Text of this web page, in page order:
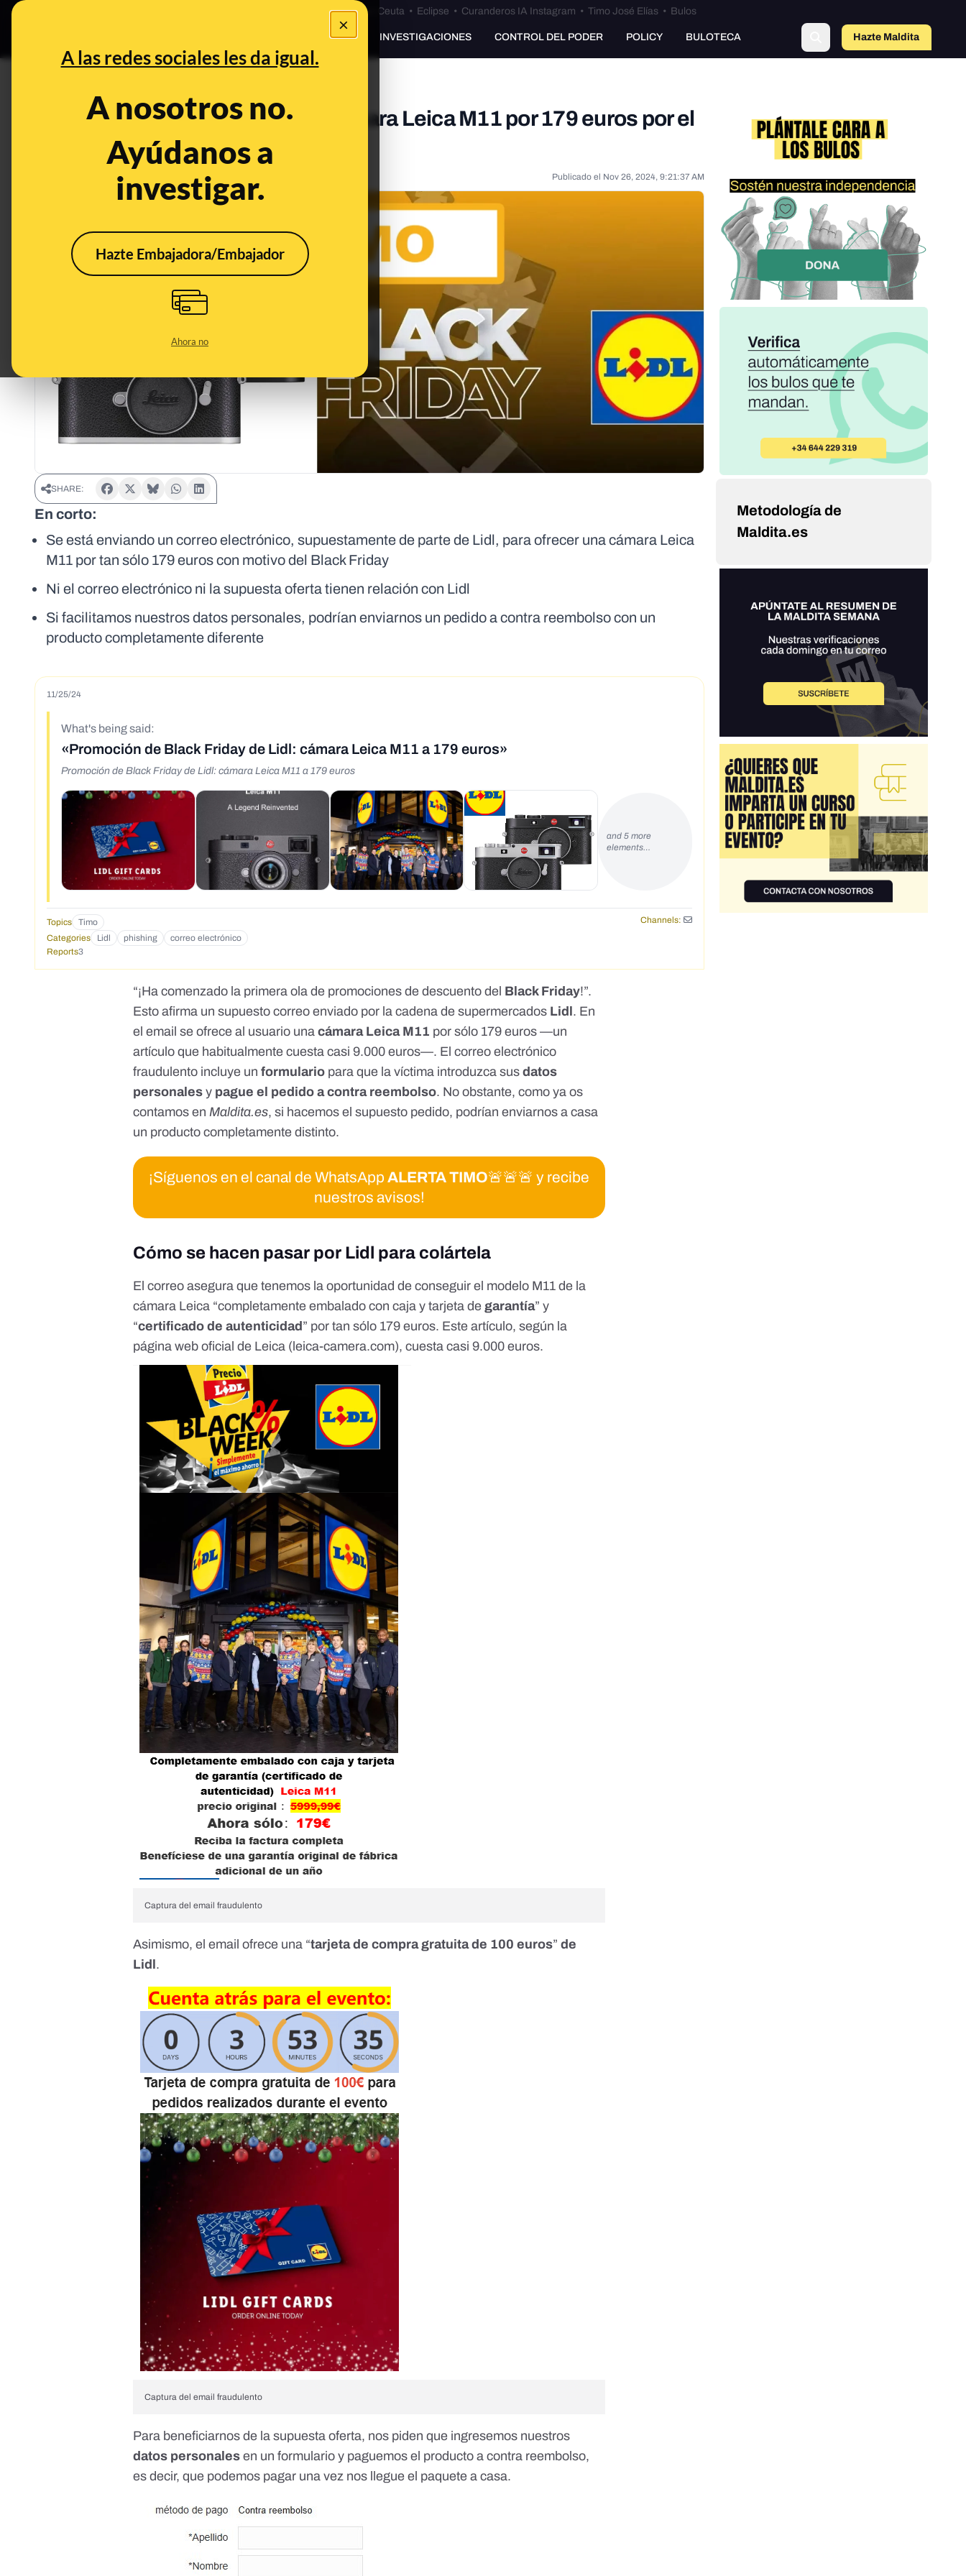
×
A las redes sociales les da igual.
A nosotros no.
Ayúdanos a
investigar.
Hazte Embajadora/Embajador
Ahora no
Especial Ceuta•Bulos Ceuta • Eclipse • Curanderos IA Instagram • Timo José Elías • Bulos
PREBUNKING INVESTIGACIONES CONTROL DEL PODER POLICY BULOTECA Hazte Maldito
No, Lidl no está ofertando una cámara Leica M11 por 179 euros por el
Black Friday: es un timo
Publicado el Nov 26, 2024, 9:21:37 AM
SHARE:
En corto:
Se está enviando un correo electrónico, supuestamente de parte de Lidl, para ofrecer una cámara Leica
M11 por tan sólo 179 euros con motivo del Black Friday
Ni el correo electrónico ni la supuesta oferta tienen relación con Lidl
Si facilitamos nuestros datos personales, podrían enviarnos un pedido a contra reembolso con un
producto completamente diferente
11/25/24
What's being said:
«Promoción de Black Friday de Lidl: cámara Leica M11 a 179 euros»
Promoción de Black Friday de Lidl: cámara Leica M11 a 179 euros
and 5 more
elements…
Topics Timo
Channels:
Categories
Lidl phishing
correo electrónico
Reports3
“¡Ha comenzado la primera ola de promociones de descuento del Black Friday!”.
Esto afirma un supuesto correo enviado por la cadena de supermercados Lidl . En
el email se ofrece al usuario unacámara Leica M11 por sólo 179 euros —un
artículo que habitualmentecuesta casi 9.000 euros—. El correo electrónico
fraudulento incluye unformulario para que la víctima introduzca susdatos
personalesy pague el pedidoa contra reembolso. No obstante, como ya os
contamos enMaldita.es, si hacemosel supuesto pedido, podrían enviarnos a casa
un producto completamente distinto.
¡Síguenos en el canal de WhatsAppALERTA TIMO🚨🚨🚨 y recibe
nuestros avisos!
Cómo se hacen pasar por Lidl para colártela
El correo asegura que tenemos la oportunidad de conseguir el modelo M11 de la
cámara Leica “completamente embalado con caja y tarjeta de garantía” y
“certificado de autenticidad ” por tan sólo 179 euros. Este artículo,según la
página web oficial de Leica ( leica-camera.com), cuesta casi 9.000 euros.
Captura del email fraudulento
Asimismo, el email ofrece una “tarjeta de compra gratuita de 100 euros” de
Lidl .
Captura del email fraudulento
Para beneficiarnos de la supuesta oferta, nos piden que ingresemos nuestros
datos personales en un formulario y paguemos el productoa contra reembolso,
es decir, que podemos pagar una vez nos llegue el paquete a casa.
Metodología de
Maldita.es